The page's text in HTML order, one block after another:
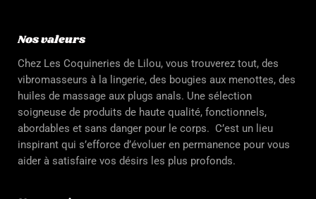
Nos valeurs
Chez Les Coquineries de Lilou, vous trouverez tout, des
vibromasseurs à la lingerie, des bougies aux menottes, des
huiles de massage aux plugs anals. Une sélection
soigneuse de produits de haute qualité, fonctionnels,
abordables et sans danger pour le corps. C’est un lieu
inspirant qui s’efforce d’évoluer en permanence pour vous
aider à satisfaire vos désirs les plus profonds.